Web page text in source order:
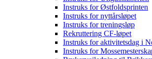
Instruks for Østfoldsprinten
Instruks for nyttårsløpet
Instruks for treningsløp
Rekruttering CF-løpet
Instruks for aktivitetsdag i
Instruks for